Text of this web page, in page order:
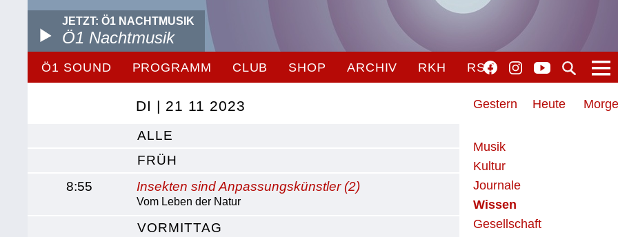
JETZT: Ö1 NACHTMUSIK
Ö1 Nachtmusik
Ö1 SOUND PROGRAMM CLUB SHOP ARCHIV RKH RSO
Gestern Heute
Musik
Kultur
Journale
Wissen
Gesellschaft
DI | 21 11 2023
ALLE
FRÜH
8:55
Insekten sind Anpassungskünstler (2)
Vom Leben der Natur
VORMITTAG